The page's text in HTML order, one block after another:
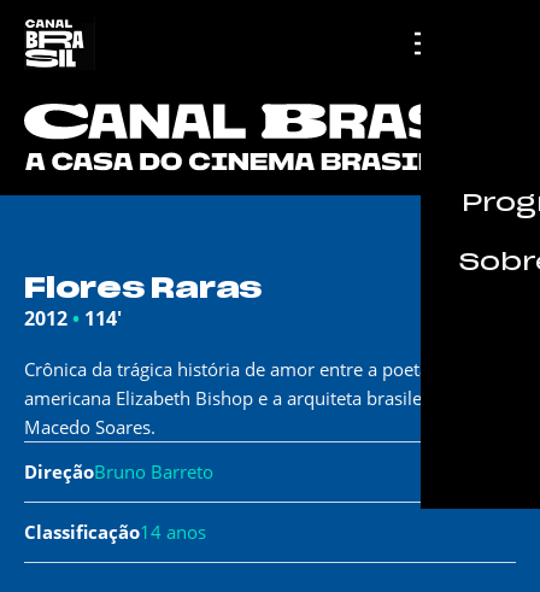
Flores Raras
2012• 114'
Crônica da trágica história de amor entre a poeta
americana Elizabeth Bishop e a arquiteta brasileira Lota de
Macedo Soares.
DireçãoBruno Barreto
Classificação14 anos